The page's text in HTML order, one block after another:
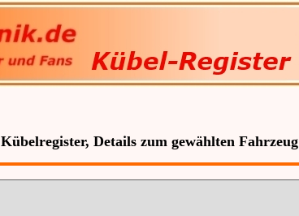
Kübelregister, Details zum gewählten Fahrzeug